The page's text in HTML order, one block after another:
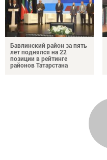
Бавлинский район за пять
лет поднялся на 22
позиции в рейтинге
районов Татарстана